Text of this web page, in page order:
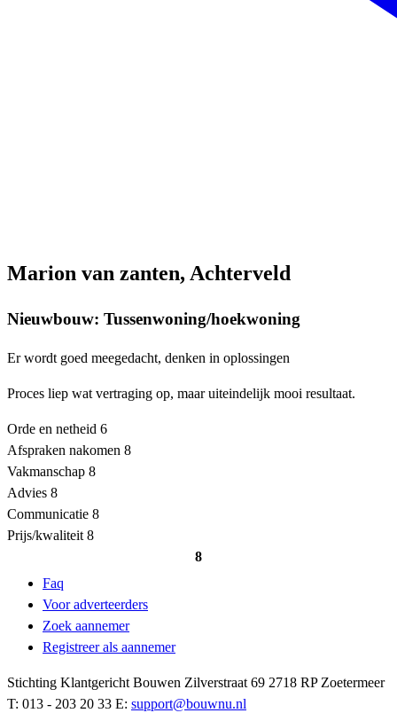
Marion van zanten, Achterveld
Nieuwbouw: Tussenwoning/hoekwoning
Er wordt goed meegedacht, denken in oplossingen
Proces liep wat vertraging op, maar uiteindelijk mooi resultaat.
Orde en netheid 6
Afspraken nakomen 8
Vakmanschap 8
Advies 8
Communicatie 8
Prijs/kwaliteit 8
8
Faq
Voor adverteerders
Zoek aannemer
Registreer als aannemer
Stichting Klantgericht Bouwen Zilverstraat 69 2718 RP Zoetermeer
T: 013 - 203 20 33 E: support@bouwnu.nl